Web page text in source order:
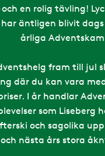
en rolig tävling!
äntligen blivit dags
årliga
fram till jul
där du kan vara
I år handlar
som Liseberg
och sagolika
nästa års stora